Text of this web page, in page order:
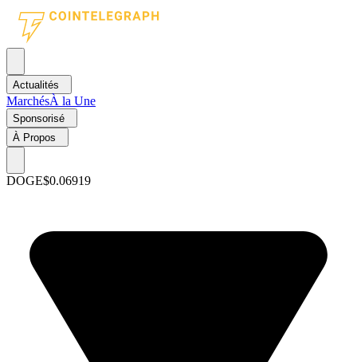
Actualités
MarchésÀ la Une
Sponsorisé
À Propos
DOGE$0.06919